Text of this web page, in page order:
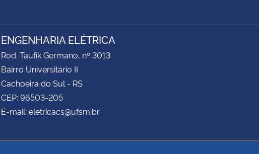
ENGENHARIA ELÉTRICA
Rod. Taufik Germano, nº 3013
Bairro Universitário II
Cachoeira do Sul - RS
CEP: 96503-205
E-mail: eletricacs@ufsm.br